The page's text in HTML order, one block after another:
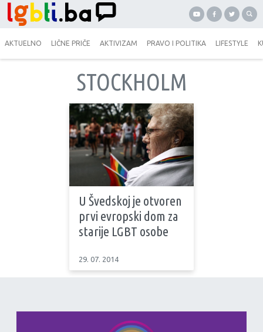
AKTUELNO LIČNE PRIČE AKTIVIZAM PRAVO I POLITIKA LIFESTYLE
STOCKHOLM
U Švedskoj je otvoren
prvi evropski dom za
starije LGBT osobe
29. 07. 2014